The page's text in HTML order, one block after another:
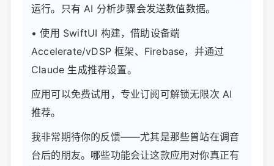
运行。只有 AI 分析步骤会发送数值数据。
• 使用 SwiftUI 构建，借助设备端
Accelerate/vDSP 框架、Firebase，并通过
Claude 生成推荐设置。
应用可以免费试用，专业订阅可解锁无限次 AI
推荐。
我非常期待你的反馈——尤其是那些曾站在调音
台后的朋友。哪些功能会让这款应用对你真正有